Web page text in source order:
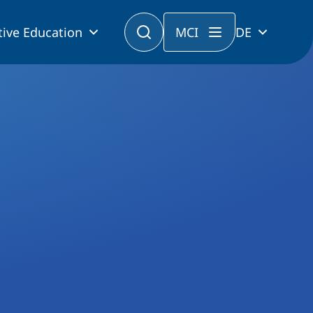
Education MCI DE